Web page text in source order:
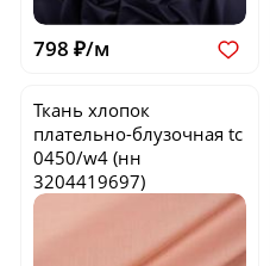
798 ₽/м
Ткань хлопок
плательно-блузочнаяtc
0450/w4 (нн
3204419697)